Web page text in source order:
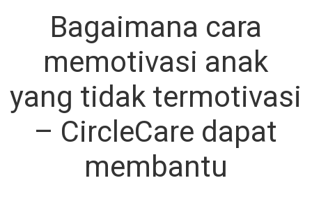
Bagaimana cara
memotivasi anak
yang tidak termotivasi
– CircleCare dapat
membantu